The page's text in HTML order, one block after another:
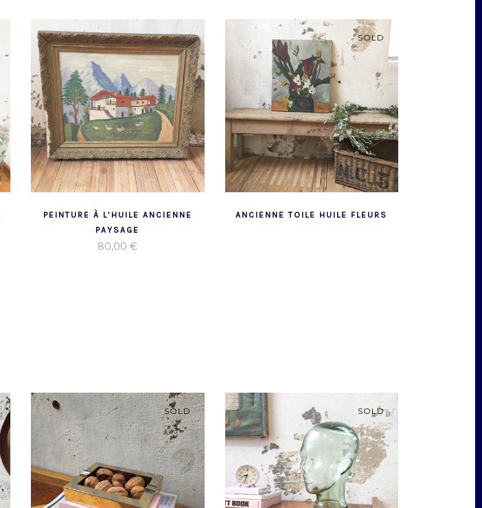
PEINTURE À L’HUILE ANCIENNE
PAYSAGE
80,00€
SOLD
ANCIENNE TOILE HUILE FLEURS
SOLD SOLD